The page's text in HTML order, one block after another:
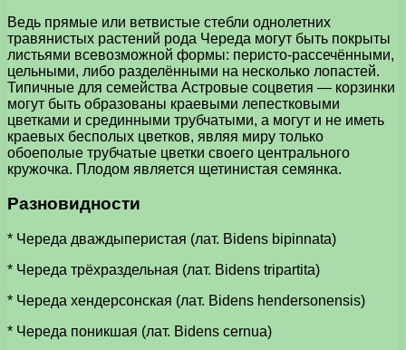
Ведь прямые или ветвистые стебли однолетних
травянистых растений рода Череда могут быть покрыты
листьями всевозможной формы: перисто-рассечёнными,
цельными, либо разделёнными на несколько лопастей.
Типичные для семейства Астровые соцветия — корзинки
могут быть образованы краевыми лепестковыми
цветками и срединными трубчатыми, а могут и не иметь
краевых бесполых цветков, являя миру только
обоеполые трубчатые цветки своего центрального
кружочка. Плодом является щетинистая семянка.
Разновидности
* Череда дваждыперистая (лат. Bidens bipinnata)
* Череда трёхраздельная (лат. Bidens tripartita)
* Череда хендерсонская (лат. Bidens hendersonensis)
* Череда поникшая (лат. Bidens cernua)